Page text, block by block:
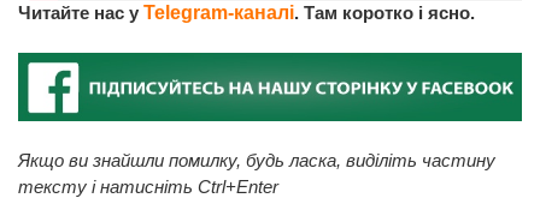
Читайте нас у Telegram-каналі. Там коротко і ясно.
Якщо ви знайшли помилку, будь ласка, виділіть частину
тексту і натисніть Ctrl+Enter